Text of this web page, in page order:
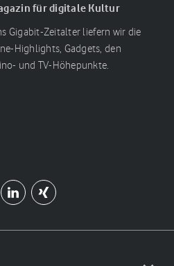
für digitale Kultur
Gigabit-Zeitalter liefern wir die
Highlights, Gadgets, den
und TV-Höhepunkte.